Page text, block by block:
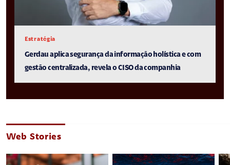
Estratégia
Gerdau aplica segurança da informação holística e com
gestão centralizada, revela o CISO da companhia
Web Stories